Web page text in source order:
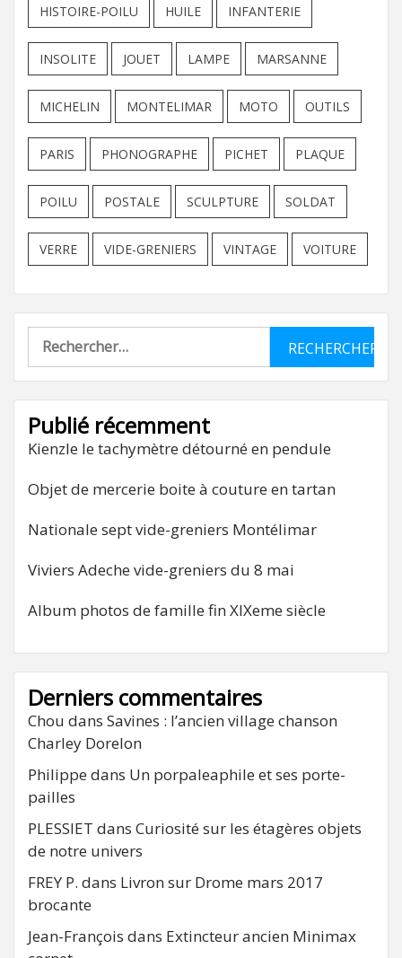
HISTOIRE-POILU HUILE INFANTERIE
INSOLITE JOUET LAMPE MARSANNE
MICHELIN MONTELIMAR MOTO OUTILS
PARIS PHONOGRAPHE PICHET PLAQUE
POILU POSTALE SCULPTURE SOLDAT
VERRE VIDE-GRENIERS VINTAGE VOITURE
Rechercher :
Publié récemment
Kienzle le tachymètre détourné en pendule
Objet de mercerie boite à couture en tartan
Nationale sept vide-greniers Montélimar
Viviers Adeche vide-greniers du 8 mai
Album photos de famille fin XIXeme siècle
Derniers commentaires
Chou dans Savines : l’ancien village chanson
Charley Dorelon
Philippe dans Un porpaleaphile et ses porte-
pailles
PLESSIET dans Curiosité sur les étagères objets
de notre univers
FREY P. dans Livron sur Drome mars 2017
brocante
Jean-François dans Extincteur ancien Minimax